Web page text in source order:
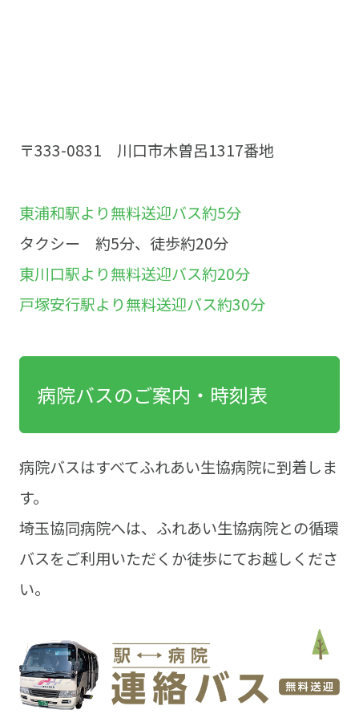
〒333-0831 川口市木曽呂1317番地
東浦和駅より無料送迎バス約5分
タクシー 約5分、徒歩約20分
東川口駅より無料送迎バス約20分
戸塚安行駅より無料送迎バス約30分
病院バスのご案内・時刻表
病院バスはすべてふれあい生協病院に到着しま
す。
埼玉協同病院へは、ふれあい生協病院との循環
バスをご利用いただくか徒歩にてお越しくださ
い。